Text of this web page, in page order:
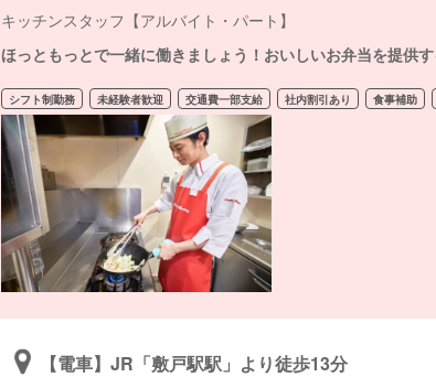
キッチンスタッフ【アルバイト・パート】
ほっともっとで一緒に働きましょう！おいしいお弁当を提供
シフト制勤務 未経験者歓迎 交通費一部支給 社内割引あり 食事補助
【電車】JR「敷戸駅駅」より徒歩13分